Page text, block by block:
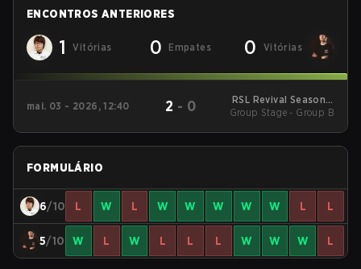
ENCONTROS ANTERIORES
1 Vitórias 0 Empates 0 Vitórias
mai. 03 - 2026, 12:40 2 - 0
RSL Revival Season 5
2026
Group Stage - Group B
FORMULÁRIO
6/10 L W L W W W W W L L
5/10 W L W L L L W W W L